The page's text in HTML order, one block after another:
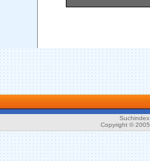
Copyright ©